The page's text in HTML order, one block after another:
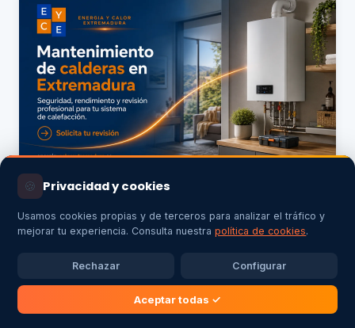
Mantenimiento de calderas en Extremadura
🍪 Privacidad y cookies
Usamos cookies propias y de terceros para analizar el tráfico y
mejorar tu experiencia. Consulta nuestrapolítica de cookies.
Rechazar Configurar
Aceptar todas ✓